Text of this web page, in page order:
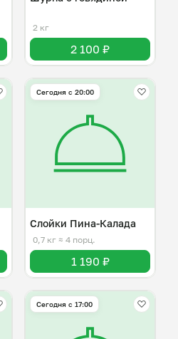
2 кг
2 100 ₽
Сегодня с 20:00
Слойки Пина-Калада
0,7 кг ≈ 4 порц.
1 190 ₽
Сегодня с 17:00